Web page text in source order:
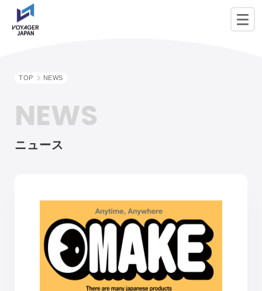
NEWS
ニュース
TOP NEWS